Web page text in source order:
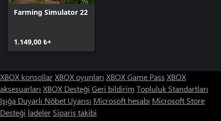
Farming Simulator 22
1.149,00 ₺+
XBOX konsollarXBOX oyunları XBOX Game Pass XBOX
aksesuarları XBOX Desteği Geri bildirim Topluluk Standartları
Işığa Duyarlı Nöbet Uyarısı Microsoft hesabı Microsoft Store
Desteği İadeler Sipariş takibi